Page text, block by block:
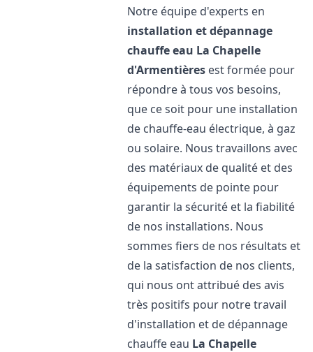
Notre équipe d'experts en
installation et dépannage
chauffe eau La Chapelle
d'Armentières est formée pour
répondre à tous vos besoins,
que ce soit pour une installation
de chauffe-eau électrique, à gaz
ou solaire. Nous travaillons avec
des matériaux de qualité et des
équipements de pointe pour
garantir la sécurité et la fiabilité
de nos installations. Nous
sommes fiers de nos résultats et
de la satisfaction de nos clients,
qui nous ont attribué des avis
très positifs pour notre travail
d'installation et de dépannage
chauffe eau La Chapelle